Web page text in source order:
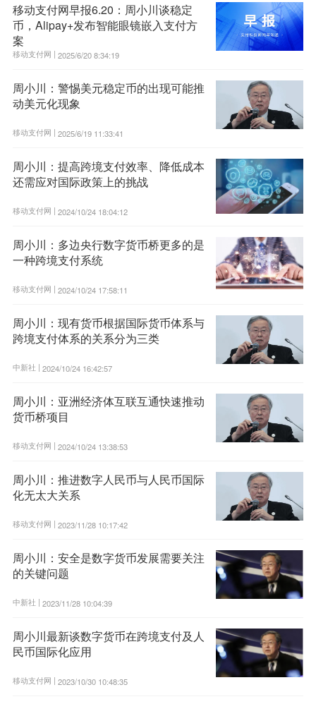
移动支付网早报6.20：周小川谈稳定
币，Alipay+发布智能眼镜嵌入支付方
案
移动支付网 | 2025/6/20 8:34:19
周小川：警惕美元稳定币的出现可能推
动美元化现象
移动支付网 | 2025/6/19 11:33:41
周小川：提高跨境支付效率、降低成本
还需应对国际政策上的挑战
移动支付网 | 2024/10/24 18:04:12
周小川：多边央行数字货币桥更多的是
一种跨境支付系统
移动支付网 | 2024/10/24 17:58:11
周小川：现有货币根据国际货币体系与
跨境支付体系的关系分为三类
中新社 | 2024/10/24 16:42:57
周小川：亚洲经济体互联互通快速推动
货币桥项目
移动支付网 | 2024/10/24 13:38:53
周小川：推进数字人民币与人民币国际
化无太大关系
移动支付网 | 2023/11/28 10:17:42
周小川：安全是数字货币发展需要关注
的关键问题
中新社 | 2023/11/28 10:04:39
周小川最新谈数字货币在跨境支付及人
民币国际化应用
移动支付网 | 2023/10/30 10:48:35